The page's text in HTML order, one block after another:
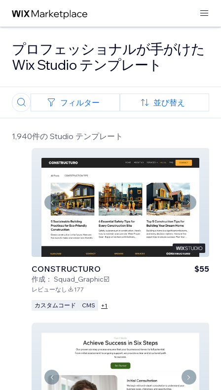
プロフェッショナルが手がけた
Wix Studio テンプレート
フィルター 並び替え
1,940件の Studio テンプレート
CONSTRUCTURO
作成： Squad_Graphic☑️
$55
レビューなし 177
カスタムコード CMS +1